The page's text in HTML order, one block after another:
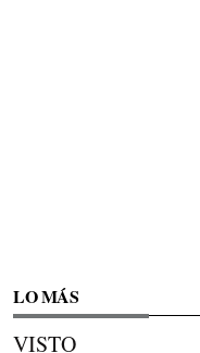
LO MÁS
VISTO